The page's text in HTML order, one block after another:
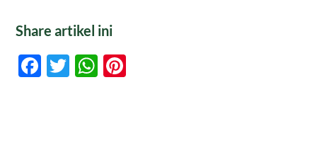
Share artikel ini
Facebook
TwitterWhatsApp